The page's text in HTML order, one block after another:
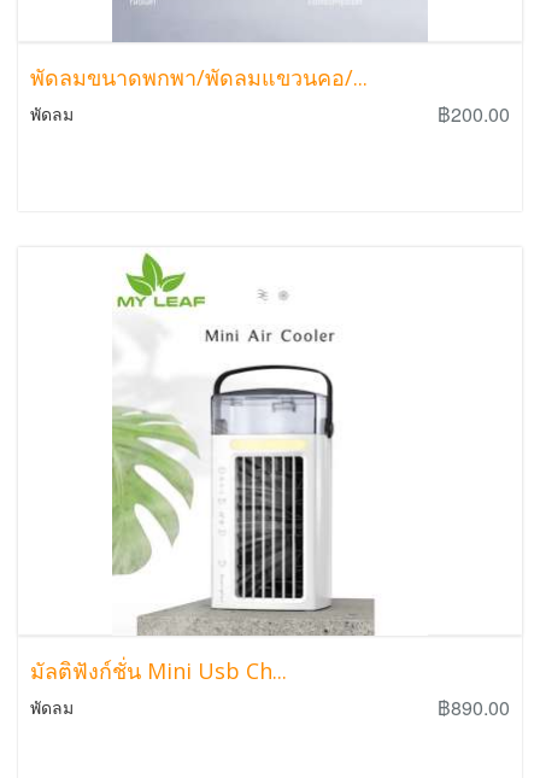
พัดลมขนาดพกพา/พัดลมแขวนคอ/...
พัดลม ฿200.00
มัลติฟังก์ชั่น Mini Usb Ch...
พัดลม ฿890.00